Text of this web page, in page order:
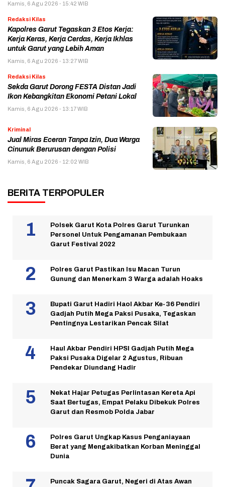
Kamis, 6 Agu 2026 - 15:42 WIB
Redaksi Kilas
Kapolres Garut Tegaskan 3 Etos Kerja:
Kerja Keras, Kerja Cerdas, Kerja Ikhlas
untuk Garut yang Lebih Aman
Kamis, 6 Agu 2026 - 13:27 WIB
Redaksi Kilas
Sekda Garut Dorong FESTA Distan Jadi
Ikon Kebangkitan Ekonomi Petani Lokal
Kamis, 6 Agu 2026 - 13:17 WIB
Kriminal
Jual Miras Eceran Tanpa Izin, Dua Warga
Cinunuk Berurusan dengan Polisi
Kamis, 6 Agu 2026 - 12:02 WIB
BERITA TERPOPULER
Polsek Garut Kota Polres Garut Turunkan
Personel Untuk Pengamanan Pembukaan
Garut Festival 2022
Polres Garut Pastikan Isu Macan Turun
Gunung dan Menerkam 3 Warga adalah Hoaks
Bupati Garut Hadiri Haol Akbar Ke-36 Pendiri
Gadjah Putih Mega Paksi Pusaka, Tegaskan
Pentingnya Lestarikan Pencak Silat
Haul Akbar Pendiri HPSI Gadjah Putih Mega
Paksi Pusaka Digelar 2 Agustus, Ribuan
Pendekar Diundang Hadir
Nekat Hajar Petugas Perlintasan Kereta Api
Saat Bertugas, Empat Pelaku Dibekuk Polres
Garut dan Resmob Polda Jabar
Polres Garut Ungkap Kasus Penganiayaan
Berat yang Mengakibatkan Korban Meninggal
Dunia
Puncak Sagara Garut, Negeri di Atas Awan